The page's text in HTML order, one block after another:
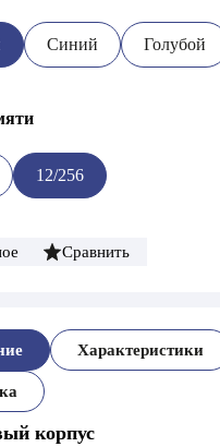
Синий Голубой
12/256
Сравнить
Характеристики
корпус